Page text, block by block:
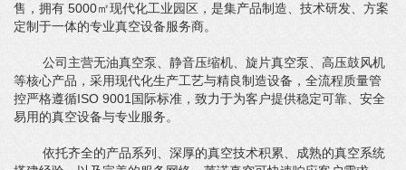
售，拥有 5000㎡现代化工业园区，是集产品制造、技术研发、方案
定制于一体的专业真空设备服务商。
公司主营无油真空泵、静音压缩机、旋片真空泵、高压鼓风机
等核心产品，采用现代化生产工艺与精良制造设备，全流程质量管
控严格遵循ISO 9001国际标准，致力于为客户提供稳定可靠、安全
易用的真空设备与专业服务。
依托齐全的产品系列、深厚的真空技术积累、成熟的真空系统